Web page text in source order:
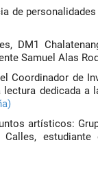
de
DM1
Samuel Alas
Coordinador de
dedicada a
artísticos: